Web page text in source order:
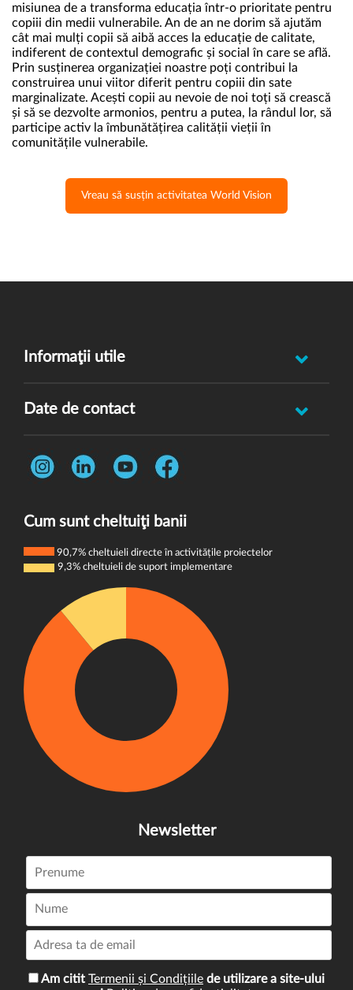
misiunea de a transforma educația într-o prioritate pentru
copiii din medii vulnerabile. An de an ne dorim să ajutăm
cât mai mulți copii să aibă acces la educație de calitate,
indiferent de contextul demografic și social în care se află.
Prin susținerea organizației noastre poți contribui la
construirea unui viitor diferit pentru copiii din sate
marginalizate. Acești copii au nevoie de noi toți să crească
și să se dezvolte armonios, pentru a putea, la rândul lor, să
participe activ la îmbunătățirea calității vieții în
comunitățile vulnerabile.
Vreau să susțin activitatea World Vision
Informaţii utile
Întrebări frecvente
Politica de cookie-uri
Date de contact
Str. Rotasului, Nr. 7, Sector 1, Bucuresti, 012167
Telefon:
0731 444 013
Cum sunt cheltuiţi banii
90,7% cheltuieli directe în activitățile proiectelor
9,3% cheltuieli de suport implementare
Newsletter
Am citit Termenii și Condițiile de utilizare a site-ului